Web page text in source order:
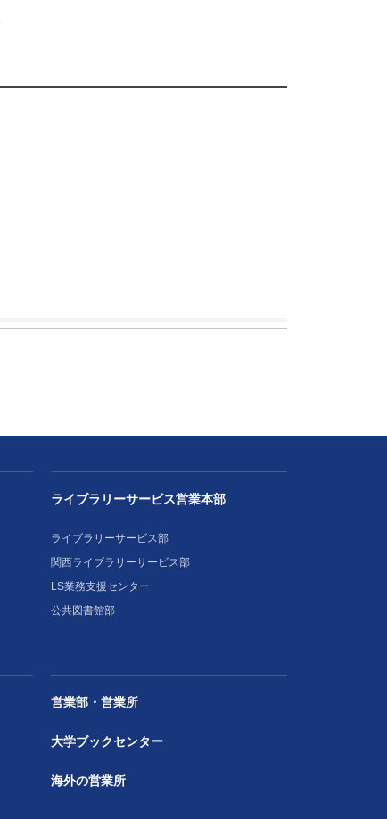
ライブラリーサービス営業本部
ライブラリーサービス部
関西ライブラリーサービス部
LS業務支援センター
公共図書館部
営業部・営業所
大学ブックセンター
海外の営業所